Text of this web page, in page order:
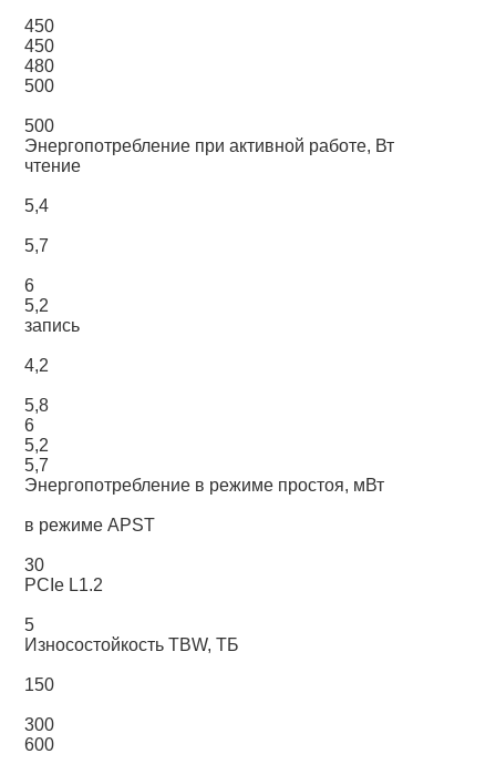
450
450
480
500
500
Энергопотребление при активной работе, Вт
чтение
5,4
5,7
6
5,2
запись
4,2
5,8
6
5,2
5,7
Энергопотребление в режиме простоя, мВт
в режиме APST
30
PCIe L1.2
5
Износостойкость TBW, ТБ
150
300
600